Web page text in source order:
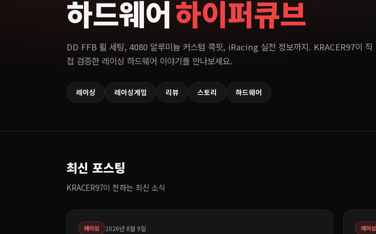
하드웨어 하이퍼큐브
DD FFB 휠 세팅, 4080 알루미늄 커스텀 콕핏, iRacing 실전 정보까지. KRACER97이 직
접 검증한 레이싱 하드웨어 이야기를 만나보세요.
레이싱 레이싱게임 리뷰 스토리 하드웨어
최신 포스팅
KRACER97이 전하는 최신 소식
레이싱 2026년 8월 9일 레이싱